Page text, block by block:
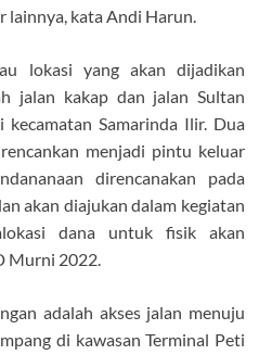
lainnya, kata Andi Harun.
lokasi yang akan dijadikan
jalan kakap dan jalan Sultan
Samarinda Ilir. Dua
menjadi pintu keluar
direncanakan pada
akan diajukan dalam kegiatan
dana untuk fisik akan
Murni 2022.
adalah akses jalan menuju
di kawasan Terminal Peti